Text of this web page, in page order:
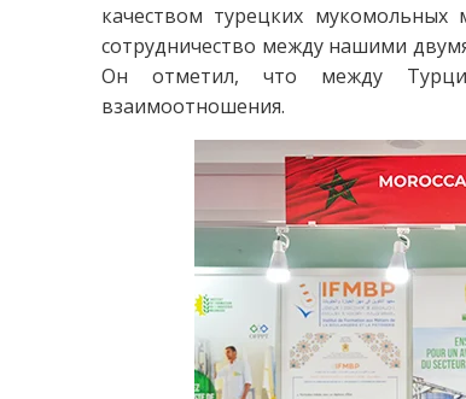
качеством турецких
сотрудничество между нашими
Он отметил, что между
взаимоотношения.